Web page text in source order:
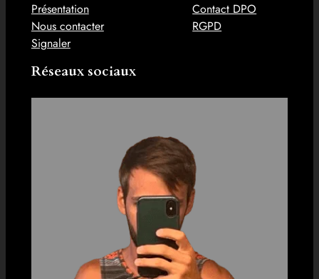
Présentation
Nous contacter
Signaler
Contact DPO
RGPD
Réseaux sociaux